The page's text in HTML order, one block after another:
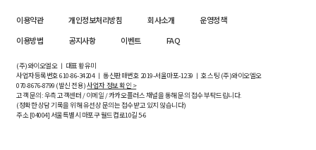
이용약관 개인정보처리방침 회사소개
운영정책
이용방법
공지사항 이벤트 FAQ
(주)와이오엘오 ㅣ 대표 황유미
사업자등록번호610-86-34204ㅣ 통신판매번호 2019-서울마포-1239 ㅣ 호스팅 (주)와이오엘오
070-8676-8799 (발신 전용)사업자 정보 확인 >
고객 문의: 우측 고객센터 / 이메일 / 카카오플러스 채널을 통해 문의 접수 부탁드립니다.
(정확한 상담 기록을 위해 유선상 문의는 접수받고 있지 않습니다)
주소 [04004] 서울특별시 마포구 월드컵로10길5-6